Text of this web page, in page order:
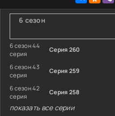
6 сезон
6 сезон 44
серия
Серия 260
6 сезон 43
серия
Серия 259
6 сезон 42
серия
Серия 258
показать все серии